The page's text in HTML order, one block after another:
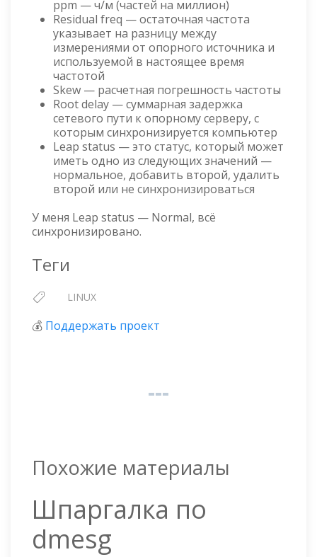
ppm — ч/м (частей на миллион)
Residual freq — остаточная частота
указывает на разницу между
измерениями от опорного источника и
используемой в настоящее время
частотой
Skew — расчетная погрешность частоты
Root delay — суммарная задержка
сетевого пути к опорному серверу, с
которым синхронизируется компьютер
Leap status — это статус, который может
иметь одно из следующих значений —
нормальное, добавить второй, удалить
второй или не синхронизироваться
У меня Leap status — Normal, всё
синхронизировано.
Теги
LINUX
💰 Поддержать проект
Похожие материалы
Шпаргалка по
dmesg